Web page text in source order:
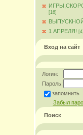
[16]
1 АПРЕЛЯ! [4]
Вход на сайт
Логин:
Пароль:
запомнить
Забыл
Поиск